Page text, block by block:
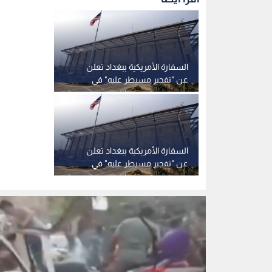
السفارة الأمريكية ببغداد تعلن
عن "تفجير مسيطر عليه" في
مطار بغداد
السفارة الأمريكية ببغداد تعلن
عن "تفجير مسيطر عليه" في
مطار بغداد